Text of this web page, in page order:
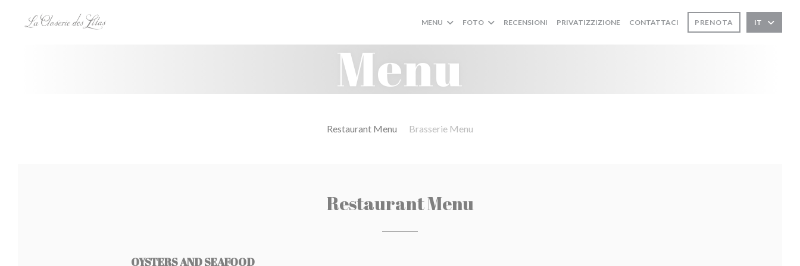
MENU FOTO RECENSIONI PRIVATIZZIZIONE CONTATTACI PRENOTA IT
Menu
Restaurant Menu Brasserie Menu
Restaurant Menu
OYSTERS AND SEAFOOD